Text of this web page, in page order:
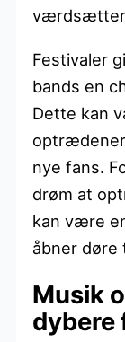
værdsætter
Festivaler
bands en
Dette kan
nye fans.
drøm at
kan være
åbner døre
Musik
dybere